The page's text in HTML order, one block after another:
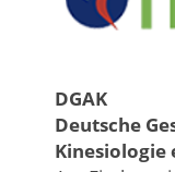
DGAK
Deutsche
Kinesiologie